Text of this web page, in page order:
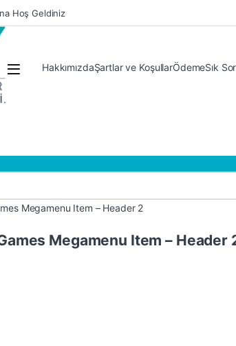
Hoş Geldiniz
HakkımızdaŞartlar ve KoşullarÖdemeSık
Megamenu Item – Header 2
Megamenu Item – Header